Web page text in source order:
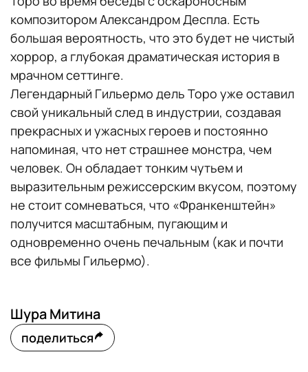
композитором Александром Деспла. Есть
большая вероятность, что это будет не чистый
хоррор, а глубокая драматическая история в
мрачном сеттинге.
Легендарный Гильермо дель Торо уже оставил
свой уникальный след в индустрии, создавая
прекрасных и ужасных героев и постоянно
напоминая, что нет страшнее монстра, чем
человек. Он обладает тонким чутьем и
выразительным режиссерским вкусом, поэтому
не стоит сомневаться, что «Франкенштейн»
получится масштабным, пугающим и
одновременно очень печальным (как и почти
все фильмы Гильермо).
Шура Митина
поделиться